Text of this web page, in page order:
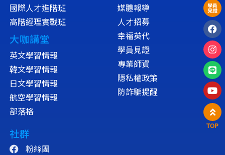
國際人才進階班
高階經理實戰班
大咖講堂
英文學習情報
韓文學習情報
日文學習情報
航空學習情報
部落格
媒體報導
人才招募
幸福英代
學員見證
專業師資
隱私權政策
防詐騙提醒
社群
粉絲團
學員
見證
TOP